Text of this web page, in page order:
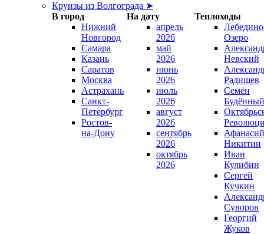
Круизы из Волгограда ➤
В город
На дату
Теплоходы
Нижний
Новгород
Самара
Казань
Саратов
Москва
Астрахань
Санкт-
Петербург
Ростов-
на-Дону
апрель
2026
май
2026
июнь
2026
июль
2026
август
2026
сентябрь
2026
октябрь
2026
Озеро
Невский
Радищев
Семён
Будённый
Афанасий
Никитин
Иван
Кулибин
Сергей
Кучкин
Суворов
Георгий
Жуков